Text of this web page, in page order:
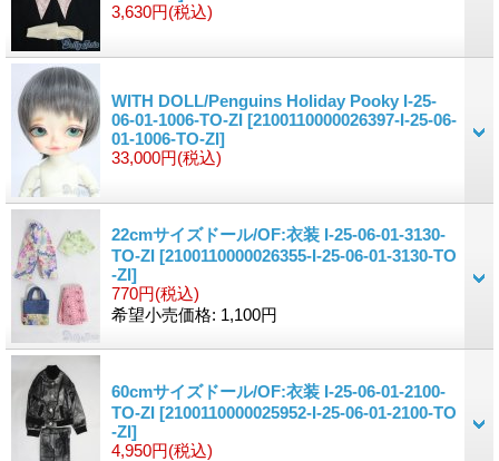
3,630円(税込)
WITH DOLL/Penguins Holiday Pooky I-25-
06-01-1006-TO-ZI [2100110000026397-I-25-06-
01-1006-TO-ZI]
33,000円(税込)
22cmサイズドール/OF:衣装 I-25-06-01-3130-
TO-ZI [2100110000026355-I-25-06-01-3130-TO
-ZI]
770円(税込)
希望小売価格: 1,100円
60cmサイズドール/OF:衣装 I-25-06-01-2100-
TO-ZI [2100110000025952-I-25-06-01-2100-TO
-ZI]
4,950円(税込)